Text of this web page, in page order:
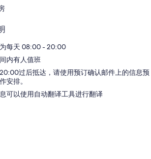
每天 08:00 - 20:00
内有人值班
过后抵达，请使用预订确认邮件上的信息预
安排。
可以使用自动翻译工具进行翻译